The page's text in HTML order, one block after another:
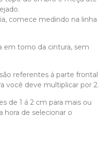
comece medindo na linha
em torno da cintura, sem
referentes á parte frontal
você deve multiplicar por 2.
de 1 á 2 cm para mais ou
hora de selecionar o